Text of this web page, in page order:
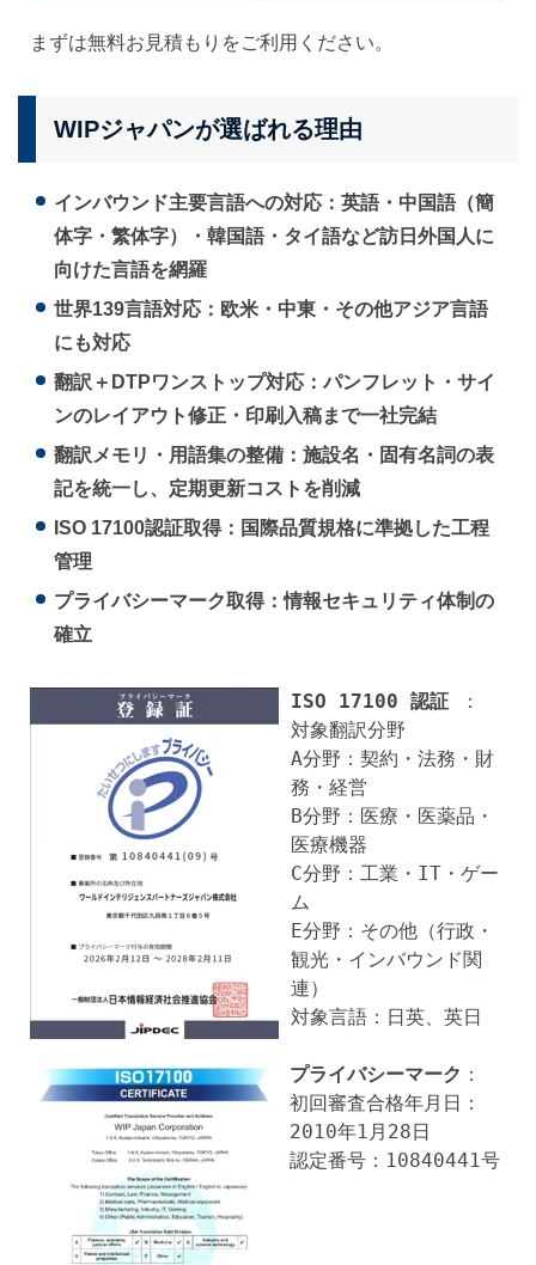
まずは無料お見積もりをご利用ください。
WIPジャパンが選ばれる理由
インバウンド主要言語への対応：英語・中国語（簡
体字・繁体字）・韓国語・タイ語など訪日外国人に
向けた言語を網羅
世界139言語対応：欧米・中東・その他アジア言語
にも対応
翻訳＋DTPワンストップ対応：パンフレット・サイ
ンのレイアウト修正・印刷入稿まで一社完結
翻訳メモリ・用語集の整備：施設名・固有名詞の表
記を統一し、定期更新コストを削減
ISO 17100認証取得：国際品質規格に準拠した工程
管理
プライバシーマーク取得：情報セキュリティ体制の
確立
ISO 17100 認証 ：
対象翻訳分野
A分野：契約・法務・財
務・経営
B分野：医療・医薬品・
医療機器
C分野：工業・IT・ゲー
ム
E分野：その他（行政・
観光・インバウンド関
連）
対象言語：日英、英日
プライバシーマーク ：
初回審査合格年月日：
2010年1月28日
認定番号：10840441号